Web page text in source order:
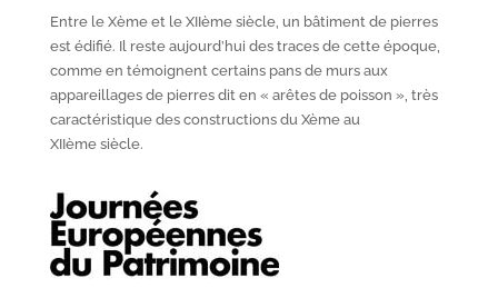
Entre le Xèmeet le XIIèmesiècle, un bâtiment de pierres
est édifié. Il reste aujourd’hui des traces de cette époque,
comme en témoignent certains pans de murs aux
appareillages de pierres dit en « arêtes de poisson », très
caractéristique des constructions du Xèmeau
XIIèmesiècle.